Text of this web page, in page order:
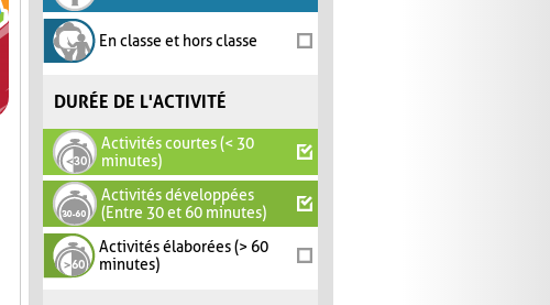
En classe et hors classe
DURÉE DE L'ACTIVITÉ
Activités courtes (< 30
minutes)
Activités développées
(Entre 30 et 60 minutes)
Activités élaborées (> 60
minutes)